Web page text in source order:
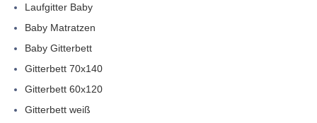
Laufgitter Baby
Baby Matratzen
Baby Gitterbett
Gitterbett 70x140
Gitterbett 60x120
Gitterbett weiß